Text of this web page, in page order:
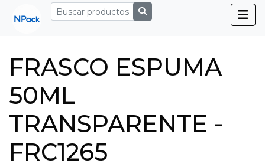
FRASCO ESPUMA
50ML
TRANSPARENTE -
FRC1265